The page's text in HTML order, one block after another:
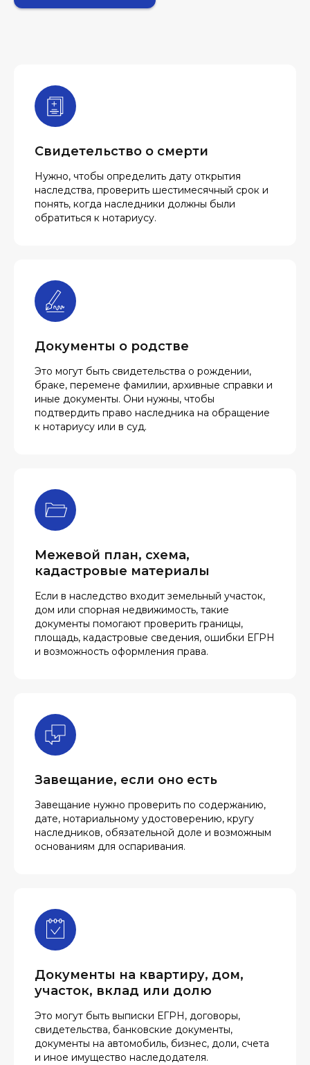
Свидетельство о смерти
Нужно, чтобы определить дату открытия
наследства, проверить шестимесячный срок и
понять, когда наследники должны были
обратиться к нотариусу.
Документы о родстве
Это могут быть свидетельства о рождении,
браке, перемене фамилии, архивные справки и
иные документы. Они нужны, чтобы
подтвердить право наследника на обращение
к нотариусу или в суд.
Межевой план, схема,
кадастровые материалы
Если в наследство входит земельный участок,
дом или спорная недвижимость, такие
документы помогают проверить границы,
площадь, кадастровые сведения, ошибки ЕГРН
и возможность оформления права.
Завещание, если оно есть
Завещание нужно проверить по содержанию,
дате, нотариальному удостоверению, кругу
наследников, обязательной доле и возможным
основаниям для оспаривания.
Документы на квартиру, дом,
участок, вклад или долю
Это могут быть выписки ЕГРН, договоры,
свидетельства, банковские документы,
документы на автомобиль, бизнес, доли, счета
и иное имущество наследодателя.